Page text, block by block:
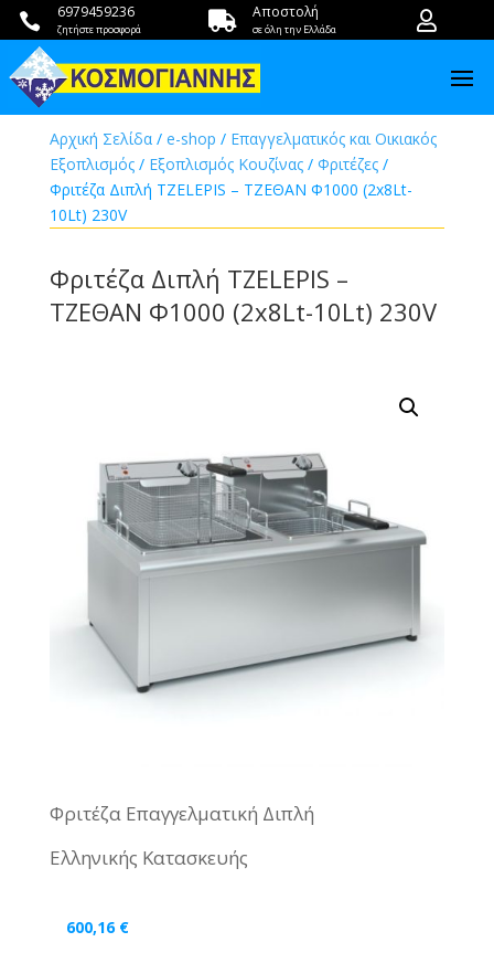
 6979459236
ζητήστε προσφορά  Αποστολή
σε όλη την Ελλάδα 
Αρχική Σελίδα/ e-shop / Επαγγελματικός και Οικιακός
Εξοπλισμός/ Εξοπλισμός Κουζίνας/ Φριτέζες/
Φριτέζα Διπλή TZELEPIS – ΤΖΕΘΑΝ Φ1000 (2x8Lt-
10Lt) 230V
Φριτέζα Διπλή TZELEPIS –
ΤΖΕΘΑΝ Φ1000 (2x8Lt-10Lt) 230V
Φριτέζα Επαγγελματική Διπλή
Ελληνικής Κατασκευής
600,16 €